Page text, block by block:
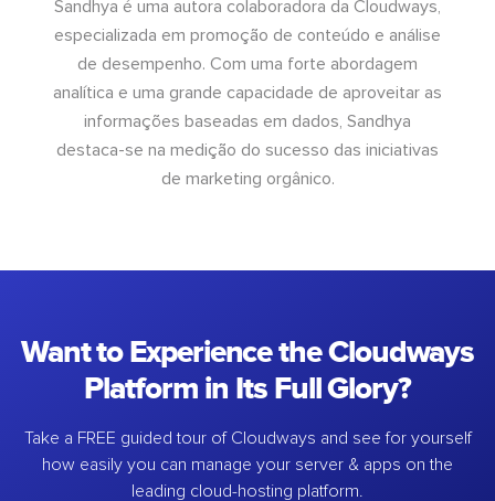
Sandhya é uma autora colaboradora da Cloudways,
especializada em promoção de conteúdo e análise
de desempenho. Com uma forte abordagem
analítica e uma grande capacidade de aproveitar as
informações baseadas em dados, Sandhya
destaca-se na medição do sucesso das iniciativas
de marketing orgânico.
Want to Experience the Cloudways
Platform in Its Full Glory?
Take a FREE guided tour of Cloudways and see for yourself
how easily you can manage your server & apps on the
leading cloud-hosting platform.